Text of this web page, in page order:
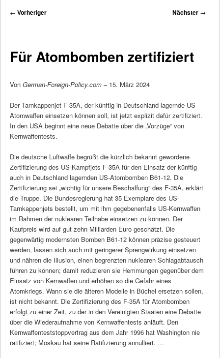
Beitragsnavigation
← Vorheriger Nächster →
Für Atombomben zertifiziert
Von German-Foreign-Policy.com– 15. März 2024
Der Tarnkappenjet F-35A, der künftig in Deutschland lagernde US-
Atomwaffen einsetzen können soll, ist jetzt explizit dafür zertifiziert.
In den USA beginnt eine neue Debatte über die „Vorzüge“ von
Kernwaffentests.
Die deutsche Luftwaffe begrüßt die kürzlich bekannt gewordene
Zertifizierung des US-Kampfjets F-35A für den Einsatz der künftig
auch in Deutschland lagernden US-Atombomben B61-12. Die
Zertifizierung sei „wichtig für unsere Beschaffung“ des F-35A, erklärt
die Truppe. Die Bundesregierung hat 35 Exemplare des US-
Tarnkappenjets bestellt, um mit ihm gegebenenfalls US-Kernwaffen
im Rahmen der nuklearen Teilhabe einsetzen zu können. Der
Kaufpreis wird auf gut zehn Milliarden Euro geschätzt. Die
gegenwärtig modernsten Bomben B61-12 können präzise gesteuert
werden, lassen sich auch mit geringerer Sprengwirkung einsetzen
und nähren die Illusion, einen begrenzten nuklearen Schlagabtausch
führen zu können; damit reduzieren sie Hemmungen gegenüber dem
Einsatz von Kernwaffen und erhöhen so die Gefahr eines
Atomkriegs. Wann sie die älteren Modelle in Büchel ersetzen sollen,
ist nicht bekannt. Die Zertifizierung des F-35A für Atombomben
erfolgt zu einer Zeit, zu der in den Vereinigten Staaten eine Debatte
über die Wiederaufnahme von Kernwaffentests anläuft. Den
Kernwaffenteststoppvertrag aus dem Jahr 1996 hat Washington nie
ratifiziert; Moskau hat seine Ratifizierung annulliert. …